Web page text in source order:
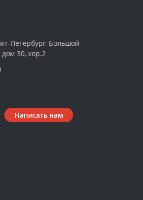
Петербург, Большой
30, кор.2
Написать нам